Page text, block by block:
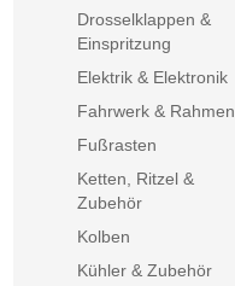
Drosselklappen &
Einspritzung
Elektrik & Elektronik
Fahrwerk & Rahmen
Fußrasten
Ketten, Ritzel &
Zubehör
Kolben
Kühler & Zubehör